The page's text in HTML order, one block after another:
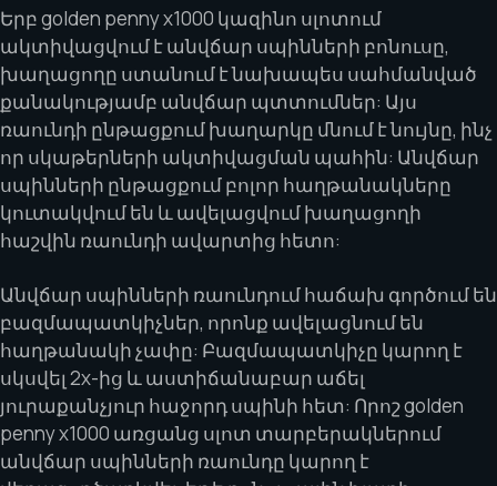
Երբ golden penny x1000 կազինո սլոտում
ակտիվացվում է անվճար սպինների բոնուսը,
խաղացողը ստանում է նախապես սահմանված
քանակությամբ անվճար պտտումներ: Այս
ռաունդի ընթացքում խաղարկը մնում է նույնը, ինչ
որ սկաթերների ակտիվացման պահին: Անվճար
սպինների ընթացքում բոլոր հաղթանակները
կուտակվում են և ավելացվում խաղացողի
հաշվին ռաունդի ավարտից հետո:
Անվճար սպինների ռաունդում հաճախ գործում են
բազմապատկիչներ, որոնք ավելացնում են
հաղթանակի չափը: Բազմապատկիչը կարող է
սկսվել 2x-ից և աստիճանաբար աճել
յուրաքանչյուր հաջորդ սպինի հետ: Որոշ golden
penny x1000 առցանց սլոտ տարբերակներում
անվճար սպինների ռաունդը կարող է